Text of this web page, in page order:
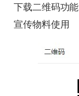
下载二维码功
宣传物料使用